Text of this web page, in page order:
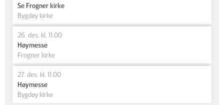
Se Frogner kirke
Bygdøy kirke
26. des. kl. 11.00
Høymesse
Frogner kirke
27. des. kl. 11.00
Høymesse
Bygdøy kirke